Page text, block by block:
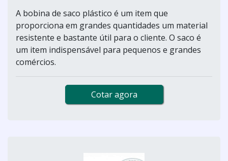
A bobina de saco plástico é um item que
proporciona em grandes quantidades um material
resistente e bastante útil para o cliente. O saco é
um item indispensável para pequenos e grandes
comércios.
Cotar agora